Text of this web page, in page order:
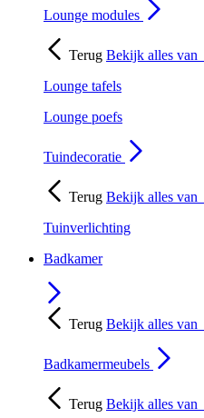
Lounge modules
Terug Bekijk alles van
Lounge tafels
Lounge poefs
Tuindecoratie
Terug Bekijk alles van
Tuinverlichting
Badkamer
Terug Bekijk alles van
Badkamermeubels
Terug Bekijk alles van